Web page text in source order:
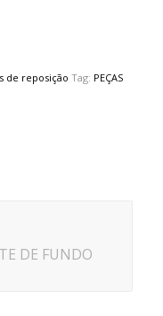
de reposição Tag: PEÇAS
DE FUNDO